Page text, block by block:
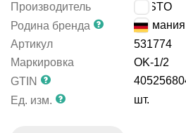
Производитель
FESTO
Родина бренда
Германия
Артикул
531774
Маркировка
OK-1/2
GTIN
Ед. изм.
шт.